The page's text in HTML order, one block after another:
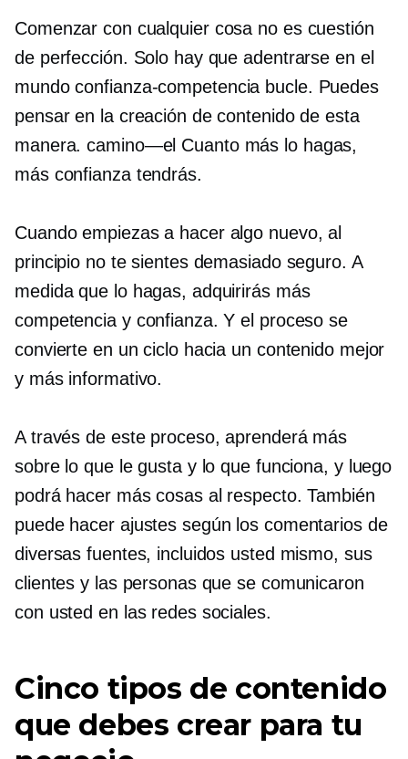
Comenzar con cualquier cosa no es cuestión
de perfección. Solo hay que adentrarse en el
mundoconfianza-competencia bucle. Puedes
pensar en la creación de contenido de esta
manera.camino—el Cuanto más lo hagas,
más confianza tendrás.
Cuando empiezas a hacer algo nuevo, al
principio no te sientes demasiado seguro. A
medida que lo hagas, adquirirás más
competencia y confianza. Y el proceso se
convierte en un ciclo hacia un contenido mejor
y más informativo.
A través de este proceso, aprenderá más
sobre lo que le gusta y lo que funciona, y luego
podrá hacer más cosas al respecto. También
puede hacer ajustes según los comentarios de
diversas fuentes, incluidos usted mismo, sus
clientes y las personas que se comunicaron
con usted en las redes sociales.
Cinco tipos de contenido
que debes crear para tu